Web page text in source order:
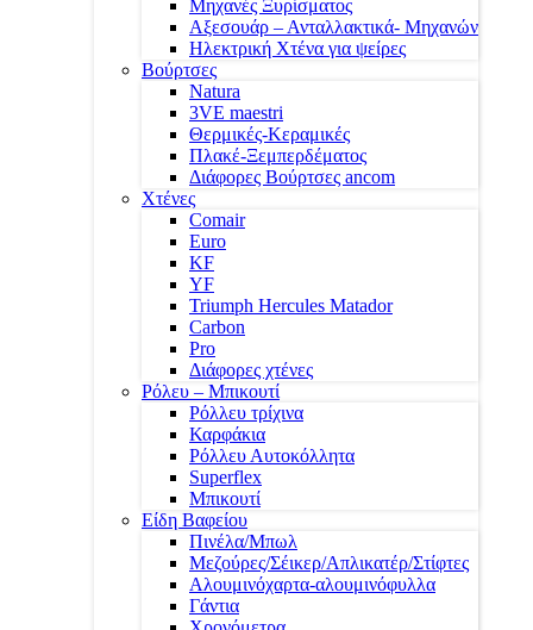
Μηχανές Ξυρίσματος
Αξεσουάρ – Ανταλλακτικά- Μηχανών
Ηλεκτρική Χτένα για ψείρες
Βούρτσες
Natura
3VE maestri
Θερμικές-Κεραμικές
Πλακέ-Ξεμπερδέματος
Διάφορες Βούρτσες ancom
Χτένες
Comair
Euro
KF
YF
Triumph Hercules Matador
Carbon
Pro
Διάφορες χτένες
Ρόλευ – Μπικουτί
Ρόλλευ τρίχινα
Καρφάκια
Ρόλλευ Αυτοκόλλητα
Superflex
Μπικουτί
Είδη Βαφείου
Πινέλα/Μπωλ
Μεζούρες/Σέικερ/Απλικατέρ/Στίφτες
Αλουμινόχαρτα-αλουμινόφυλλα
Γάντια